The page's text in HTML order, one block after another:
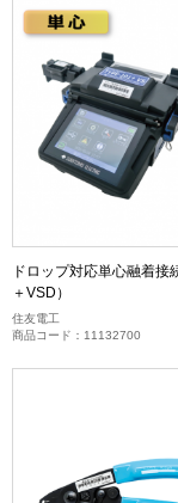
ドロップ対応単心融着接
＋VSD）
住友電工
商品コード：11132700